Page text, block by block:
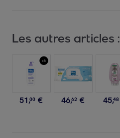
Les autres articles :
51,00 € 46,62 € 45,48